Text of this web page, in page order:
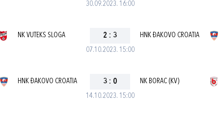
30.09.2023. 16:00
07.10.2023. 15:00
NK VUTEKS SLOGA 2 : 3 HNK ĐAKOVO CROATIA
14.10.2023. 15:00
HNK ĐAKOVO CROATIA 3 : 0 NK BORAC (KV)